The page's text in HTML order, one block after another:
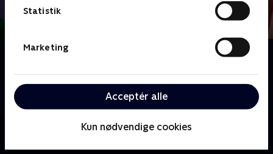
Statistik
Marketing
Acceptér alle
Kun nødvendige cookies
Om Monchhichi
sovevogtere Monchhichi, der tager på magiske
eventyr.